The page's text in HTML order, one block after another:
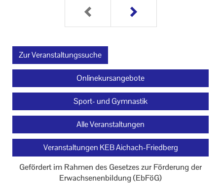
und leis­tungs­fä­hig zu blei­ben.
Zur Veranstaltungssuche
Onlinekursangebote
Sport- und Gymnastik
Alle Veranstaltungen
Veranstaltungen KEB Aichach-Friedberg
Gefördert im Rahmen des Gesetzes zur Förderung der
Erwachsenenbildung (EbFöG)